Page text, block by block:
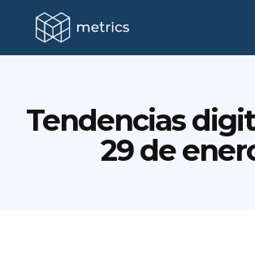
Tendencias
29 de